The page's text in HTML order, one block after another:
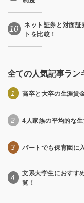
10
ネット証券と対面証
トを比較！
全ての人気記事ラン
1 高卒と大卒の生涯賃
2 4人家族の平均的な
3 パートでも保育園に
4
文系大学生におすす
覧！